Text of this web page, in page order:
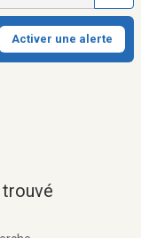
Activer une alerte